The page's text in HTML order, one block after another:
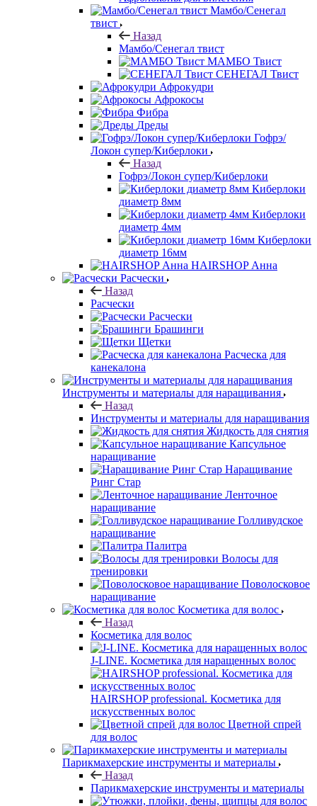
Мамбо/Сенегал
твист
Назад
Мамбо/Сенегал твист
МАМБО Твист
СЕНЕГАЛ Твист
Афрокудри
Афрокосы
Фибра
Дреды
Гофрэ/
Локон супер/Киберлоки
Назад
Гофрэ/Локон супер/Киберлоки
Киберлоки
диаметр 8мм
Киберлоки
диаметр 4мм
Киберлоки
диаметр 16мм
HAIRSHOP Анна
Расчески
Назад
Расчески
Расчески
Брашинги
Щетки
Расческа для
канекалона
Инструменты и материалы для наращивания
Назад
Инструменты и материалы для наращивания
Жидкость для снятия
Капсульное
наращивание
Наращивание
Ринг Стар
Ленточное
наращивание
Голливудское
наращивание
Палитра
Волосы для
тренировки
Поволосковое
наращивание
Косметика для волос
Назад
Косметика для волос
J-LINE. Косметика для наращенных волос
HAIRSHOP professional. Косметика для
искусственных волос
Цветной спрей
для волос
Парикмахерские инструменты и материалы
Назад
Парикмахерские инструменты и материалы